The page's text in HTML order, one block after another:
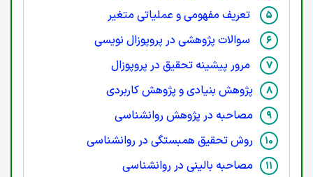
تعریف مفهومی و عملیاتی متغیر
سوالات پژوهشی در پروپوزال نویسی
مرور پیشینه تحقیق در پروپوزال
پژوهش بنیادی و پژوهش کاربردی
مصاحبه در پژوهش روانشناسی
روش تحقیق همبستگی در روانشناسی
مصاحبه بالینی در روانشناسی